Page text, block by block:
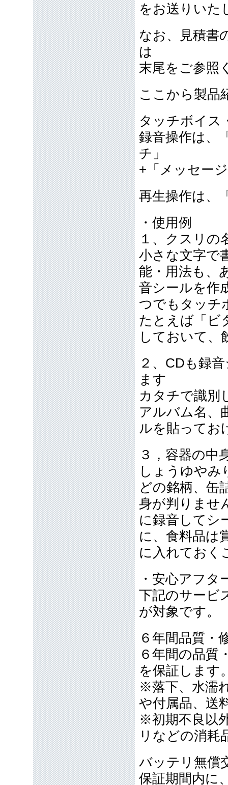
をお送りいた
なお、見積書
は
末尾をご参照
ここから製品
タッチボイス
録音操作は、
チ」
+「メッセー
再生操作は、
・使用例
１、クスリの
小さな文字で
能・用法も、
音シールを作
つでもタッチ
たとえば「
しておいて、
２、CDも録
ます
カタチで識別
アルバム名、
ルを貼ってお
３，容器の中
しょうゆやみ
どの銘柄、缶
身が判りませ
に録音してシ
に、食料品は
に入れておく
・安心アフタ
下記のサービ
が対象です。
６年間品質・
６年間の品質
を保証します
※落下、水濡
や付属品、送
※初期不良以
リなどの消耗
バッテリ無償
保証期間内に